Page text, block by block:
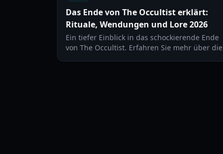
Das Ende von The Occultist erklärt:
Rituale, Wendungen und Lore 2026
Ein tiefer Einblick in das schockierende Ende
von The Occultist. Erfahren Sie mehr über die